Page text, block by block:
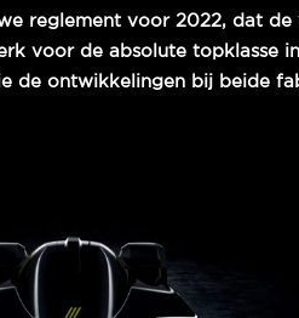
reglement voor 2022, dat de
voor de absolute topklasse
de ontwikkelingen bij beide